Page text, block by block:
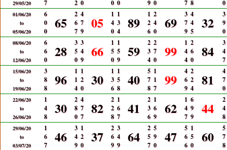
29/05/20 7 2 0 0 0 9 0 7 8 0
01/06/20
to
05/06/20
6
0
0
65
2
6
7
4
7
9
05
1
4
0
1
3
4
89
1
2
6
2
4
0
69
3
7
9
4
4
5
32
3
9
0
08/06/20
to
12/06/20
6
6
0
28
3
5
0
3
4
9
66
1
5
0
1
5
9
59
2
3
4
2
7
0
99
1
4
4
2
6
0
84
3
4
7
15/06/20
to
19/06/20
3
8
8
96
1
1
4
1
2
0
30
1
3
6
1
5
8
40
5
7
8
1
1
7
99
4
6
9
2
2
4
81
4
7
0
22/06/20
to
26/06/20
1
4
8
30
2
8
0
4
7
7
82
2
2
8
1
6
7
41
2
3
6
1
6
9
62
1
4
7
6
9
9
44
2
4
8
29/06/20
to
03/07/20
1
6
7
46
3
4
9
1
2
0
37
2
6
9
3
4
9
64
2
5
7
5
9
0
47
5
6
6
1
5
0
60
5
7
8